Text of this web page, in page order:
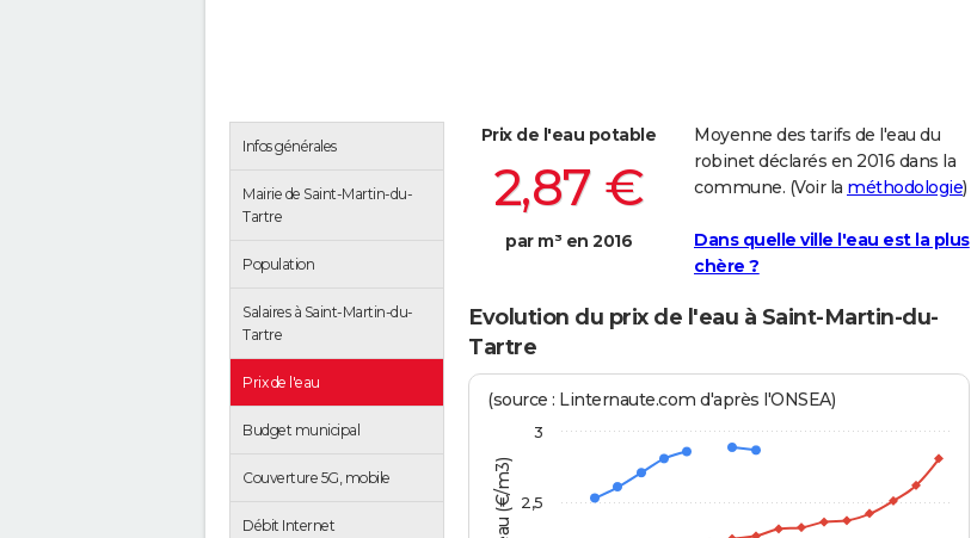
Infos générales
Mairie de Saint-Martin-du-
Tartre
Population
Salaires à Saint-Martin-du-
Tartre
Prix de l'eau
Budget municipal
Couverture 5G, mobile
Débit Internet
Prix de l'eau potable
2,87 €
par m³ en 2016
Moyenne des tarifs de l'eau du
robinet déclarés en 2016 dans la
commune. (Voir la méthodologie)
Dans quelle ville l'eau est la plus
chère ?
Evolution du prix de l'eau à Saint-Martin-du-
Tartre
(source : Linternaute.com d'après l'ONSEA)
2,5
3